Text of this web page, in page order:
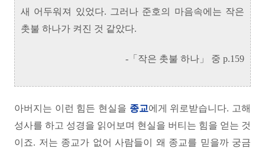
새 어두워져 있었다. 그러나 준호의 마음속에는 작은
촛불 하나가 켜진 것 같았다.
-「작은 촛불 하나」 중 p.159
아버지는 이런 힘든 현실을 종교에게 위로받습니다. 고해
성사를 하고 성경을 읽어보며 현실을 버티는 힘을 얻는 것
이죠. 저는 종교가 없어 사람들이 왜 종교를 믿을까 궁금